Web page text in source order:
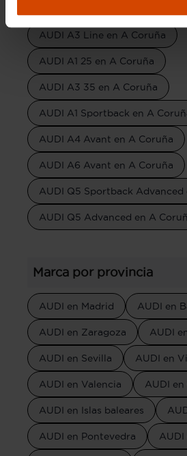
AUDI A3 Line en A Coruña
AUDI A1 25 en A Coruña
AUDI A3 35 en A Coruña
AUDI A1 Sportback en A
AUDI A4 Avant en A Coruña
AUDI A6 Avant en A Coruña
AUDI Q5 Sportback Advanced
AUDI Q5 Advanced en A
Marca por provincia
AUDI en Madrid AUDI en
AUDI en Zaragoza AUDI
AUDI en Sevilla AUDI en
AUDI en Valencia AUDI en
AUDI en Islas baleares
AUDI en Pontevedra AUDI